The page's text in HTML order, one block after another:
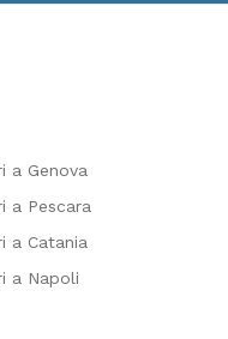
a Genova
a Pescara
a Catania
a Napoli